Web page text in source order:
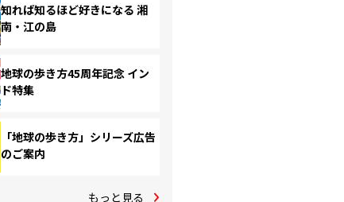
知れば知るほど好きになる 湘
南・江の島
地球の歩き方45周年記念 イン
ド特集
「地球の歩き方」シリーズ広告
のご案内
もっと見る